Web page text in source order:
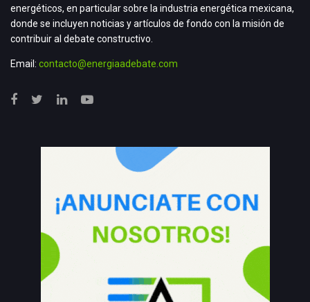
energéticos, en particular sobre la industria energética mexicana,
donde se incluyen noticias y artículos de fondo con la misión de
contribuir al debate constructivo.
Email: contacto@energiaadebate.com